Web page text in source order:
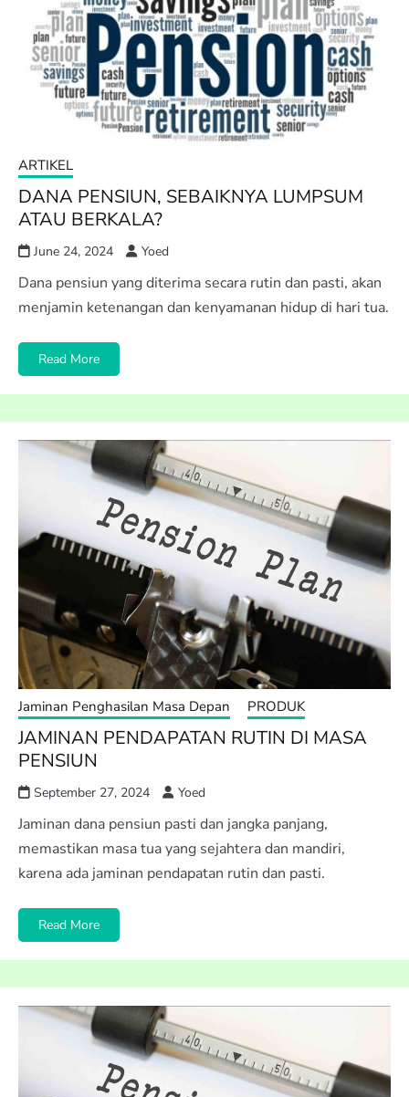
ARTIKEL
DANA PENSIUN, SEBAIKNYA LUMPSUM
ATAU BERKALA?
June 24, 2024 Yoed
Dana pensiun yang diterima secara rutin dan pasti, akan
menjamin ketenangan dan kenyamanan hidup di hari tua.
Read More
Jaminan Penghasilan Masa Depan PRODUK
JAMINAN PENDAPATAN RUTIN DI MASA
PENSIUN
September 27, 2024 Yoed
Jaminan dana pensiun pasti dan jangka panjang,
memastikan masa tua yang sejahtera dan mandiri,
karena ada jaminan pendapatan rutin dan pasti.
Read More